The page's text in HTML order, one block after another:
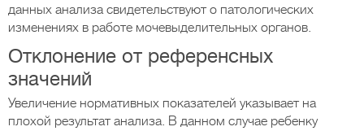
данных анализа свидетельствуют о патологических
изменениях в работе мочевыделительных органов.
Отклонение от референсных
значений
Увеличение нормативных показателей указывает на
плохой результат анализа. В данном случае ребенку